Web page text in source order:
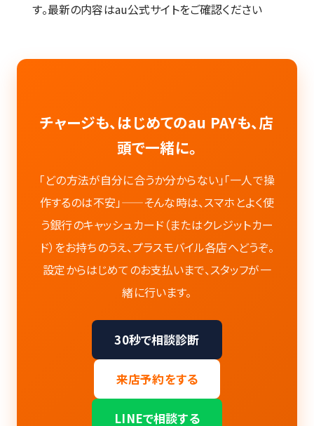
す。最新の内容はau公式サイトをご確認ください
チャージも、はじめてのau PAYも、店
頭で一緒に。
「どの方法が自分に合うか分からない」「一人で操
作するのは不安」——そんな時は、スマホとよく使
う銀行のキャッシュカード（またはクレジットカー
ド）をお持ちのうえ、プラスモバイル各店へどうぞ。
設定からはじめてのお支払いまで、スタッフが一
緒に行います。
30秒で相談診断
来店予約をする
LINEで相談する
キャンペーンなどお得な情報のお知らせを希望す
に同意の上、送信します。